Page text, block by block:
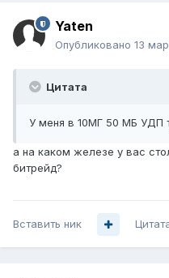
Yaten
Опубликовано 13
Цитата
У меня в 10МГ 50 МБ УДП
а на каком железе у вас
битрейд?
Вставить ник